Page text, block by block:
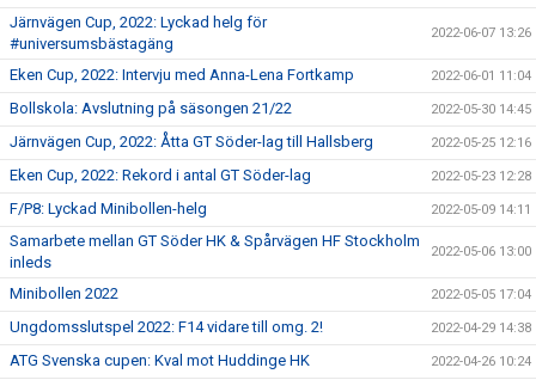
Järnvägen Cup, 2022: Lyckad helg för
#universumsbästagäng
2022-06-07 13:26
Eken Cup, 2022: Intervju med Anna-Lena Fortkamp 2022-06-01 11:04
Bollskola: Avslutning på säsongen 21/22 2022-05-30 14:45
Järnvägen Cup, 2022: Åtta GT Söder-lag till Hallsberg 2022-05-25 12:16
Eken Cup, 2022: Rekord i antal GT Söder-lag 2022-05-23 12:28
F/P8: Lyckad Minibollen-helg 2022-05-09 14:11
Samarbete mellan GT Söder HK & Spårvägen HF Stockholm
inleds
2022-05-06 13:00
Minibollen 2022 2022-05-05 17:04
Ungdomsslutspel 2022: F14 vidare till omg. 2! 2022-04-29 14:38
ATG Svenska cupen: Kval mot Huddinge HK 2022-04-26 10:24